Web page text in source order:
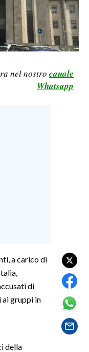
nel nostro canale
Whatsapp
a carico di
di
ai gruppi in
della